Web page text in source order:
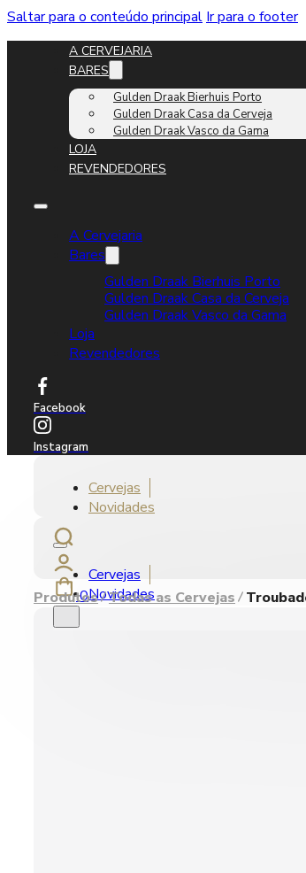
Saltar para o conteúdo principal Ir para o footer
A CERVEJARIA
BARES
Gulden Draak Bierhuis Porto
Gulden Draak Casa da Cerveja
Gulden Draak Vasco da Gama
LOJA
REVENDEDORES
A Cervejaria
Bares
Gulden Draak Bierhuis Porto
Gulden Draak Casa da Cerveja
Gulden Draak Vasco da Gama
Loja
Revendedores
Facebook
Instagram
Cervejas
Novidades
Cervejas
Novidades
0
Produtos Todas as Cervejas